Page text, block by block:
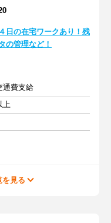
日の在宅ワークあり！残
の管理など！
通費支給
上
を見る